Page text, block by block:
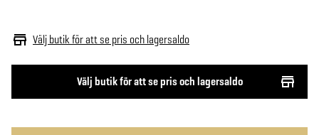
Välj butik för att se pris och lagersaldo
Välj butik för att se pris och lagersaldo